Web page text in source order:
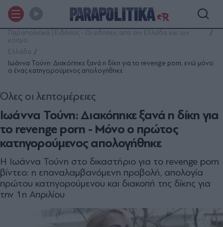
Παραπολιτικά | Ειδήσεις - Οι ειδήσεις από την Ελλάδα και τον
κόσμο
Ελλάδα
Ιωάννα Τούνη: Διακόπηκε ξανά η δίκη για το revenge porn, ενώ μόνο
ο ένας κατηγορούμενος απολογήθηκε
Ιωάννα Τούνη: Διακόπηκε ξανά η δίκη για
το revenge porn - Μόνο ο πρώτος
κατηγορούμενος απολογήθηκε
Όλες οι λεπτομέρειες
Η Ιωάννα Τούνη στο δικαστήριο για το revenge porn
βίντεο: η επαναλαμβανόμενη προβολή, απολογία
πρώτου κατηγορούμενου και διακοπή της δίκης για
την 1η Απριλίου